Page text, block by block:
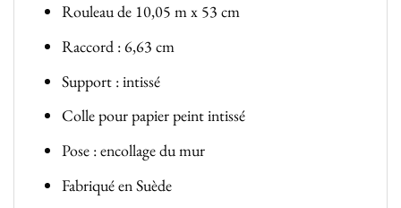
Rouleau de 10,05 m x 53 cm
Raccord : 6,63 cm
Support : intissé
Colle pour papier peint intissé
Pose : encollage du mur
Fabriqué en Suède